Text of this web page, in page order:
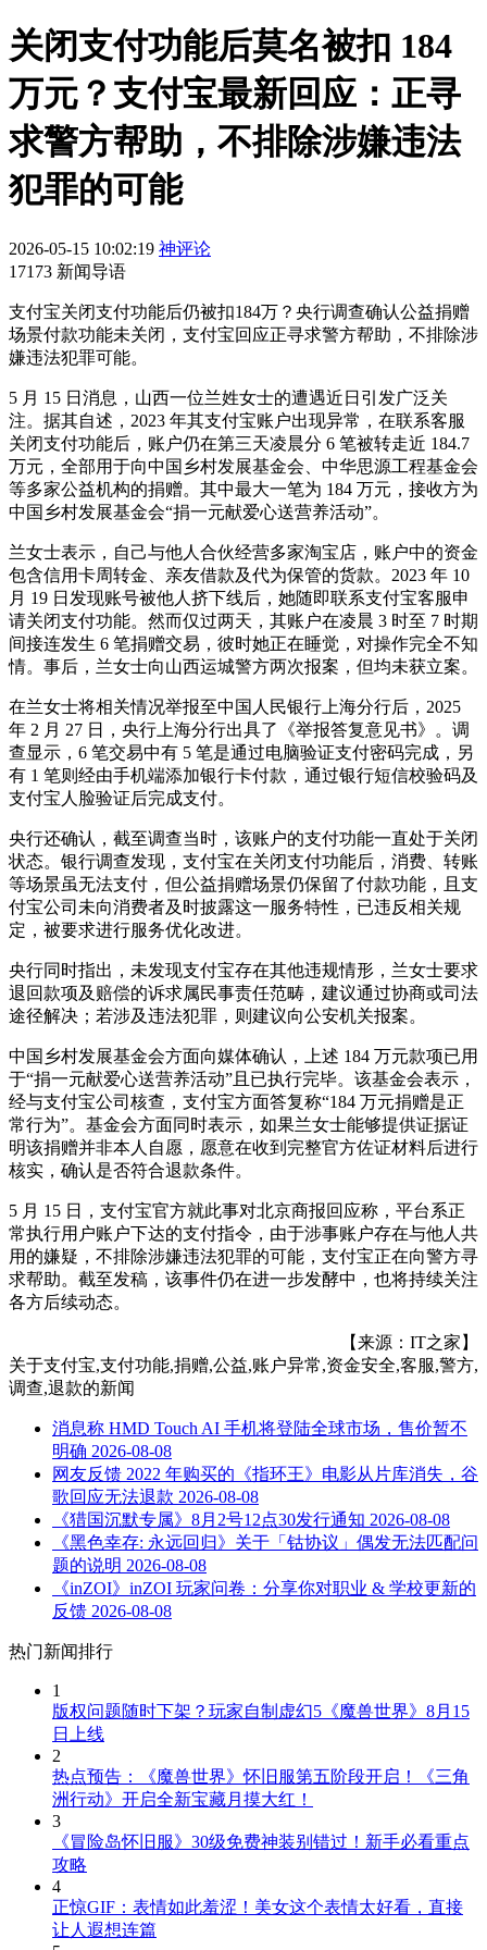
关闭支付功能后莫名被扣 184
万元？支付宝最新回应：正寻
求警方帮助，不排除涉嫌违法
犯罪的可能
2026-05-15 10:02:19 神评论
17173 新闻导语
支付宝关闭支付功能后仍被扣184万？央行调查确认公益捐赠
场景付款功能未关闭，支付宝回应正寻求警方帮助，不排除涉
嫌违法犯罪可能。
5 月 15 日消息，山西一位兰姓女士的遭遇近日引发广泛关
注。据其自述，2023 年其支付宝账户出现异常，在联系客服
关闭支付功能后，账户仍在第三天凌晨分 6 笔被转走近 184.7
万元，全部用于向中国乡村发展基金会、中华思源工程基金会
等多家公益机构的捐赠。其中最大一笔为 184 万元，接收方为
中国乡村发展基金会“捐一元献爱心送营养活动”。
兰女士表示，自己与他人合伙经营多家淘宝店，账户中的资金
包含信用卡周转金、亲友借款及代为保管的货款。2023 年 10
月 19 日发现账号被他人挤下线后，她随即联系支付宝客服申
请关闭支付功能。然而仅过两天，其账户在凌晨 3 时至 7 时期
间接连发生 6 笔捐赠交易，彼时她正在睡觉，对操作完全不知
情。事后，兰女士向山西运城警方两次报案，但均未获立案。
在兰女士将相关情况举报至中国人民银行上海分行后，2025
年 2 月 27 日，央行上海分行出具了《举报答复意见书》。调
查显示，6 笔交易中有 5 笔是通过电脑验证支付密码完成，另
有 1 笔则经由手机端添加银行卡付款，通过银行短信校验码及
支付宝人脸验证后完成支付。
央行还确认，截至调查当时，该账户的支付功能一直处于关闭
状态。银行调查发现，支付宝在关闭支付功能后，消费、转账
等场景虽无法支付，但公益捐赠场景仍保留了付款功能，且支
付宝公司未向消费者及时披露这一服务特性，已违反相关规
定，被要求进行服务优化改进。
央行同时指出，未发现支付宝存在其他违规情形，兰女士要求
退回款项及赔偿的诉求属民事责任范畴，建议通过协商或司法
途径解决；若涉及违法犯罪，则建议向公安机关报案。
中国乡村发展基金会方面向媒体确认，上述 184 万元款项已用
于“捐一元献爱心送营养活动”且已执行完毕。该基金会表示，
经与支付宝公司核查，支付宝方面答复称“184 万元捐赠是正
常行为”。基金会方面同时表示，如果兰女士能够提供证据证
明该捐赠并非本人自愿，愿意在收到完整官方佐证材料后进行
核实，确认是否符合退款条件。
5 月 15 日，支付宝官方就此事对北京商报回应称，平台系正
常执行用户账户下达的支付指令，由于涉事账户存在与他人共
用的嫌疑，不排除涉嫌违法犯罪的可能，支付宝正在向警方寻
求帮助。截至发稿，该事件仍在进一步发酵中，也将持续关注
各方后续动态。
【来源：IT之家】
关于支付宝,支付功能,捐赠,公益,账户异常,资金安全,客服,警方,
调查,退款的新闻
消息称 HMD Touch AI 手机将登陆全球市场，售价暂不
明确 2026-08-08
网友反馈 2022 年购买的《指环王》电影从片库消失，谷
歌回应无法退款 2026-08-08
《猎国沉默专属》8月2号12点30发行通知 2026-08-08
《黑色幸存: 永远回归》关于「钴协议」偶发无法匹配问
题的说明 2026-08-08
《inZOI》inZOI 玩家问卷：分享你对职业 & 学校更新的
反馈 2026-08-08
热门新闻排行
1
版权问题随时下架？玩家自制虚幻5《魔兽世界》8月15
日上线
2
热点预告：《魔兽世界》怀旧服第五阶段开启！《三角
洲行动》开启全新宝藏月摸大红！
3
《冒险岛怀旧服》30级免费神装别错过！新手必看重点
攻略
4
正惊GIF：表情如此羞涩！美女这个表情太好看，直接
让人遐想连篇